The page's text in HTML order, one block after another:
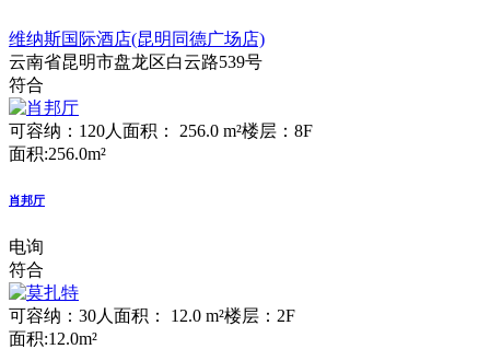
维纳斯国际酒店(昆明同德广场店)
云南省昆明市盘龙区白云路539号
符合
可容纳：120人 面积： 256.0 m²楼层：8F
面积:256.0m²
肖邦厅
电询
符合
可容纳：30人 面积： 12.0 m²楼层：2F
面积:12.0m²